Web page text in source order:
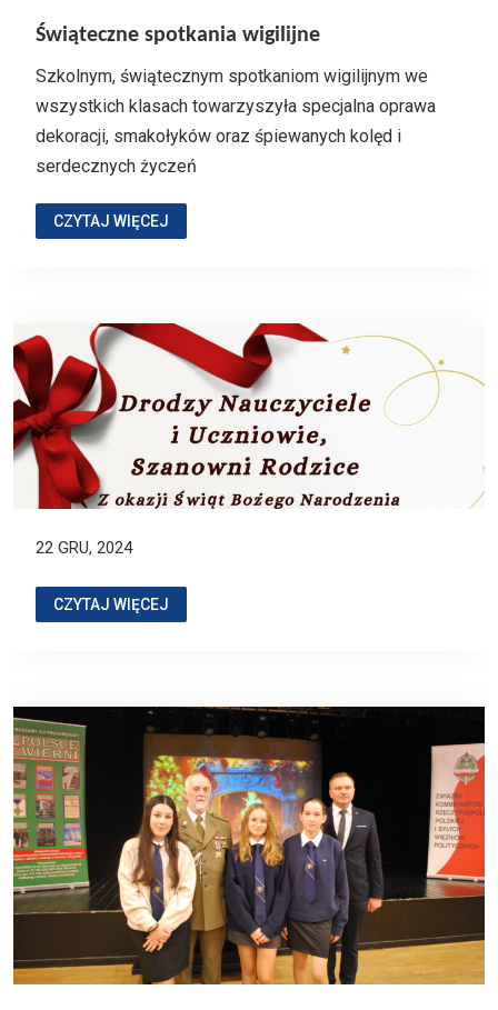
Świąteczne spotkania wigilijne
Szkolnym, świątecznym spotkaniom wigilijnym we
wszystkich klasach towarzyszyła specjalna oprawa
dekoracji, smakołyków oraz śpiewanych kolęd i
serdecznych życzeń
CZYTAJ WIĘCEJ
22 GRU, 2024
CZYTAJ WIĘCEJ